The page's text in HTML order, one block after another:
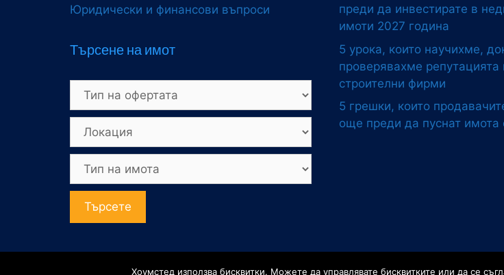
Юридически и финансови въпроси
Търсене на имот
Търсете
преди да инвестирате в
имоти 2027 година
5 урока, които научихме,
проверявахме репутацията
строителни фирми
5 грешки, които
още преди да пуснат имота
©2026 - Агенция за недвижими имоти
Хоумстед използва бисквитки. Можете да управлявате бисквитките или да се